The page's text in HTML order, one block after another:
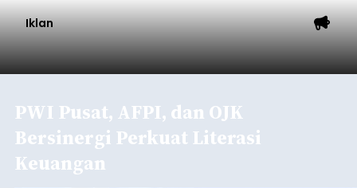
Iklan
PWI Pusat, AFPI, dan OJK
Bersinergi Perkuat Literasi
Keuangan